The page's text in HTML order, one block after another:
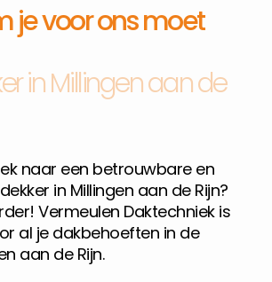
je voor ons moet
in Millingen aan de
naar een betrouwbare en
in Millingen aan de Rijn?
Vermeulen Daktechniek is
al je dakbehoeften in de
aan de Rijn.